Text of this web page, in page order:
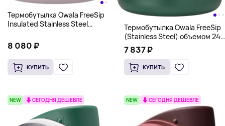
Термобутылка Owala FreeSip
Insulated Stainless Steel
розовый
8 080 ₽
КУПИТЬ
Термобутылка Owala FreeSip
(Stainless Steel) объемом 24
унции (710 мл)
7 837 ₽
КУПИТЬ
NEW СЕГОДНЯ ДЕШЕВЛЕ NEW СЕГОДНЯ ДЕШЕВЛЕ